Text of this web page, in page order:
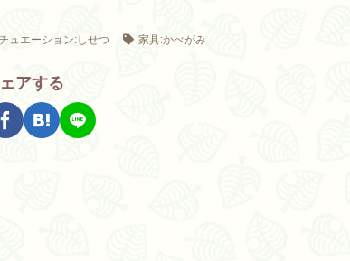
ュエーション:しせつ 家具:かべがみ
アする